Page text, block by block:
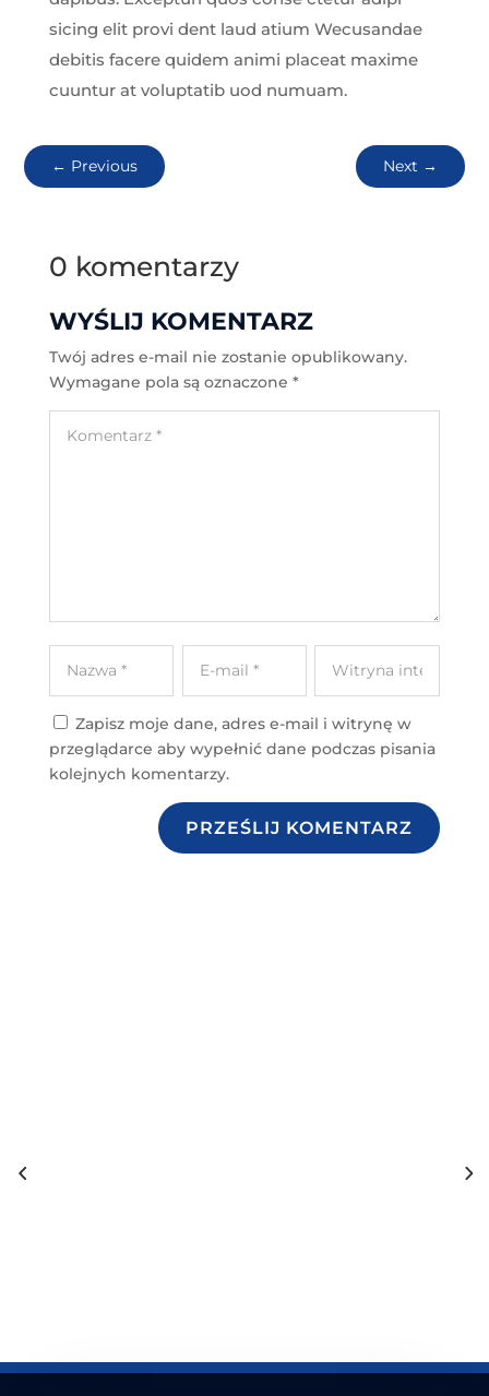
sicing elit provi dent laud atium Wecusandae
debitis facere quidem animi placeat maxime
cuuntur at voluptatib uod numuam.
← Previous Next →
0 komentarzy
WYŚLIJ KOMENTARZ
Twój adres e-mail nie zostanie opublikowany.
Wymagane pola są oznaczone *
Zapisz moje dane, adres e-mail i witrynę w
przeglądarce aby wypełnić dane podczas pisania
kolejnych komentarzy.
PRZEŚLIJ KOMENTARZ